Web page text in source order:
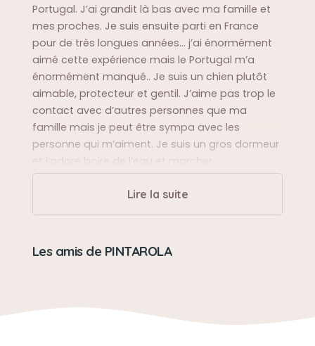
Portugal. J’ai grandit là bas avec ma famille et
mes proches. Je suis ensuite parti en France
pour de très longues années… j’ai énormément
aimé cette expérience mais le Portugal m’a
énormément manqué.. Je suis un chien plutôt
aimable, protecteur et gentil. J’aime pas trop le
contact avec d’autres personnes que ma
famille mais je peut être sympa avec les
personne qui m’aiment. Je suis un gros dormeur
et j’adore boire de l’eau et marcher.
Sa balade préféréeLire la suite
Les amis de PINTAROLA